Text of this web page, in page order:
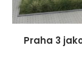
Praha 3